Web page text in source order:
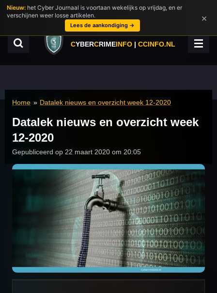
Ga
direct
hoofdinhoud
CYBERCRIMEINFO | CCINFO.NL
Home » Datalek nieuws en overzicht week 12-2020
Datalek nieuws en overzicht week
12-2020
Gepubliceerd op 22 maart 2020 om 20:05
Nieuw: het Cyber Journaal is voortaan wekelijks op vrijdag, en er
verschijnen weer losse artikelen.
Lees de aankondiging →
×